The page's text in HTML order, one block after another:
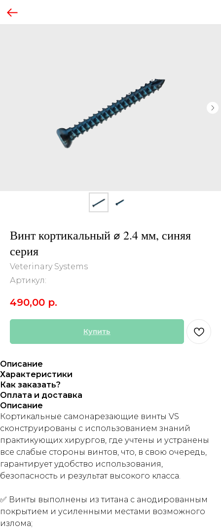
Винт кортикальный ⌀ 2.4 мм, синяя
серия
Veterinary Systems
Артикул:
490,00 р.
Купить
Описание
Характеристики
Как заказать?
Оплата и доставка
Описание
Кортикальные самонарезающие винты VS
сконструированы с использованием знаний
практикующих хирургов, где учтены и устранены
все слабые стороны винтов, что, в свою очередь,
гарантирует удобство использования,
безопасность и результат высокого класса.
✅ Винты выполнены из титана с анодированным
покрытием и усиленными местами возможного
излома;